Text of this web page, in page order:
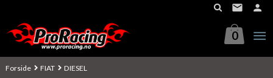
innholdet
0
Forside FIAT DIESEL